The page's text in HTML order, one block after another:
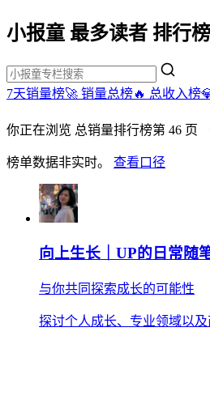
小报童 最多读者 排行榜
7天销量榜🚀 销量总榜🔥 总收入榜
你正在浏览 总销量排行榜第 46 页
榜单数据非实时。 查看口径
向上生长｜UP的日常随
与你共同探索成长的可能性
探讨个人成长、专业领域以